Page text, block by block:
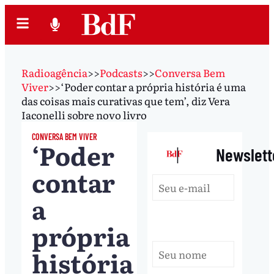
Radioagência>>Podcasts>>Conversa Bem
Viver>>‘Poder contar a própria história é uma
das coisas mais curativas que tem’, diz Vera
Iaconelli sobre novo livro
CONVERSA BEM VIVER
‘Poder
contar
a
própria
história
|